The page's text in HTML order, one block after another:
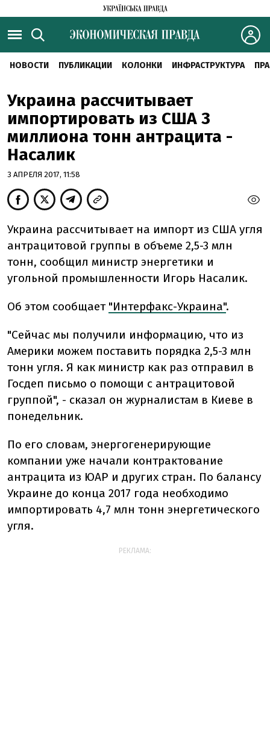
НОВОСТИ ПУБЛИКАЦИИ КОЛОНКИ ИНФРАСТРУКТУРА
Украина рассчитывает
импортировать из США 3
миллиона тонн антрацита -
Насалик
3 АПРЕЛЯ 2017, 11:58
Украина рассчитывает на импорт из США угля
антрацитовой группы в объеме 2,5-3 млн
тонн, сообщил министр энергетики и
угольной промышленности Игорь Насалик.
Об этом сообщает "Интерфакс-Украина".
"Сейчас мы получили информацию, что из
Америки можем поставить порядка 2,5-3 млн
тонн угля. Я как министр как раз отправил в
Госдеп письмо о помощи с антрацитовой
группой", - сказал он журналистам в Киеве в
понедельник.
По его словам, энергогенерирующие
компании уже начали контрактование
антрацита из ЮАР и других стран. По балансу
Украине до конца 2017 года необходимо
импортировать 4,7 млн тонн энергетического
угля.
РЕКЛАМА: